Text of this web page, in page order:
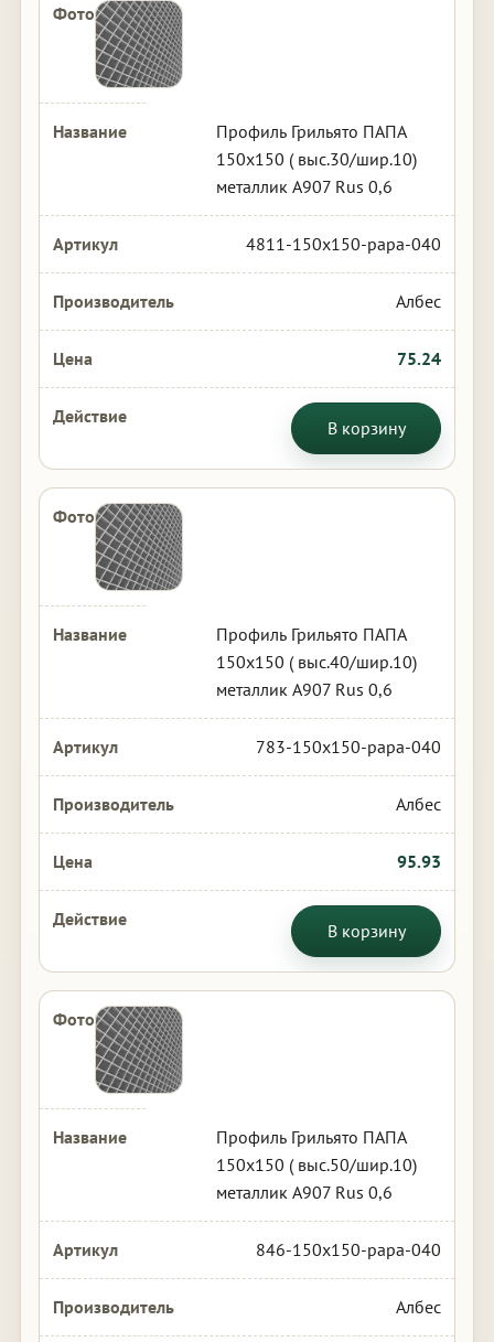
Профиль Грильято ПАПА
150х150 ( выс.30/шир.10)
металлик А907 Rus 0,6
4811-150x150-papa-040
Албес
75.24
В корзину
Профиль Грильято ПАПА
150х150 ( выс.40/шир.10)
металлик А907 Rus 0,6
783-150x150-papa-040
Албес
95.93
В корзину
Профиль Грильято ПАПА
150х150 ( выс.50/шир.10)
металлик А907 Rus 0,6
846-150x150-papa-040
Албес